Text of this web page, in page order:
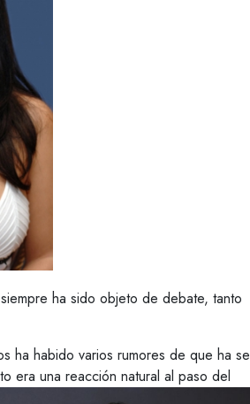
ha sido objeto de debate, tanto
ha habido varios rumores de que ha se
era una reacción natural al paso del